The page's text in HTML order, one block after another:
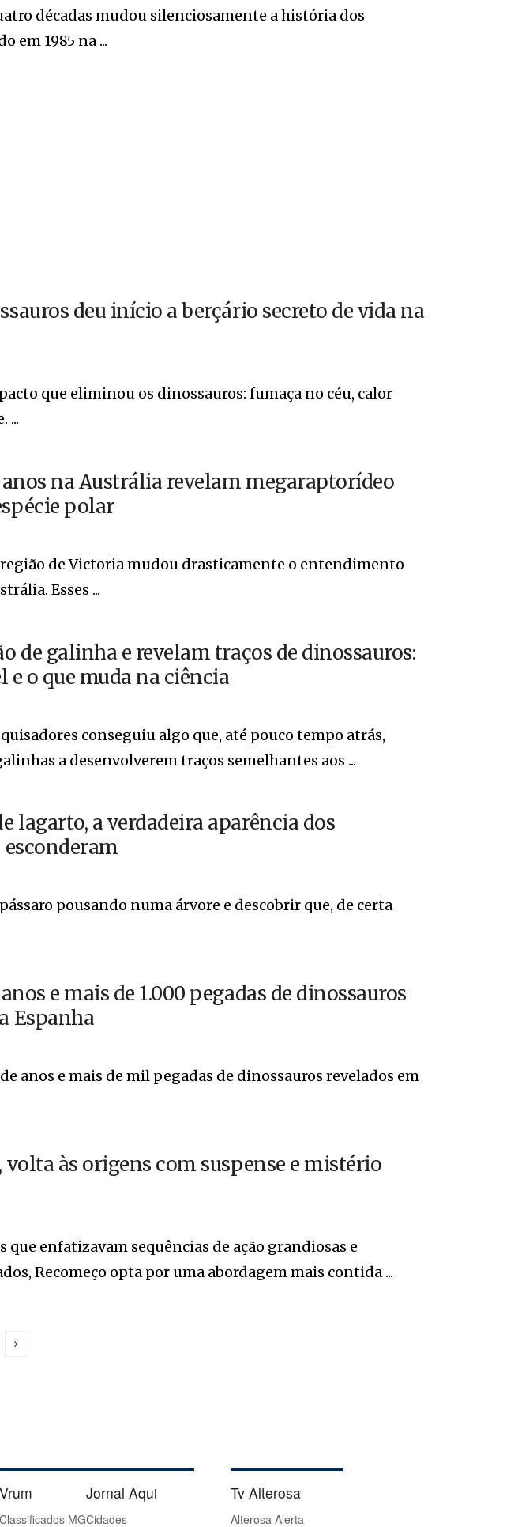
décadas mudou silenciosamente a história dos
em 1985 na ...
deu início a berçário secreto de vida na
que eliminou os dinossauros: fumaça no céu, calor
...
anos na Austrália revelam megaraptorídeo
polar
região de Victoria mudou drasticamente o entendimento
Esses ...
de galinha e revelam traços de dinossauros:
e o que muda na ciência
conseguiu algo que, até pouco tempo atrás,
a desenvolverem traços semelhantes aos ...
lagarto, a verdadeira aparência dos
pousando numa árvore e descobrir que, de certa
e mais de 1.000 pegadas de dinossauros
Espanha
anos e mais de mil pegadas de dinossauros revelados em
volta às origens com suspense e mistério
enfatizavam sequências de ação grandiosas e
Recomeço opta por uma abordagem mais contida ...
Vrum
Classificados MG
Jornal Aqui
Cidades
Tv Alterosa
Alterosa Alerta